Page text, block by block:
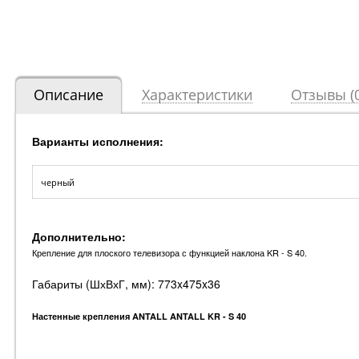
Описание Характеристики Отзывы
Варианты исполнения:
черный
Дополнительно:
Крепление для плоского телевизора с функцией наклона KR - S 40.
Габариты (ШхВхГ, мм): 773x475x36
Настенные крепления ANTALL ANTALL KR - S 40